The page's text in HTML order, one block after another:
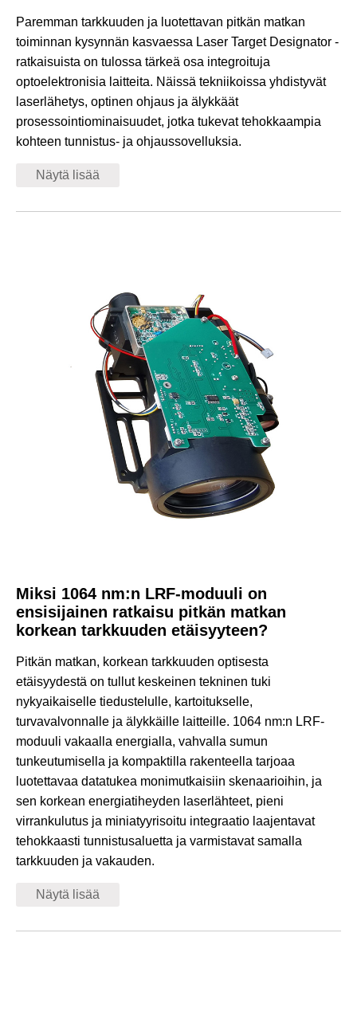
Paremman tarkkuuden ja luotettavan pitkän matkan
toiminnan kysynnän kasvaessa Laser Target Designator -
ratkaisuista on tulossa tärkeä osa integroituja
optoelektronisia laitteita. Näissä tekniikoissa yhdistyvät
laserlähetys, optinen ohjaus ja älykkäät
prosessointiominaisuudet, jotka tukevat tehokkaampia
kohteen tunnistus- ja ohjaussovelluksia.
Näytä lisää
Miksi 1064 nm:n LRF-moduuli on
ensisijainen ratkaisu pitkän matkan
korkean tarkkuuden etäisyyteen?
Pitkän matkan, korkean tarkkuuden optisesta
etäisyydestä on tullut keskeinen tekninen tuki
nykyaikaiselle tiedustelulle, kartoitukselle,
turvavalvonnalle ja älykkäille laitteille. 1064 nm:n LRF-
moduuli vakaalla energialla, vahvalla sumun
tunkeutumisella ja kompaktilla rakenteella tarjoaa
luotettavaa datatukea monimutkaisiin skenaarioihin, ja
sen korkean energiatiheyden laserlähteet, pieni
virrankulutus ja miniatyyrisoitu integraatio laajentavat
tehokkaasti tunnistusaluetta ja varmistavat samalla
tarkkuuden ja vakauden.
Näytä lisää